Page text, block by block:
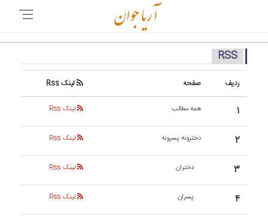
RSS
ردیف صفحه لینک Rss
۱ همه مطالب لینک Rss
۲ دخترونه پسرونه لینک Rss
۳ دختران لینک Rss
۴ پسران لینک Rss